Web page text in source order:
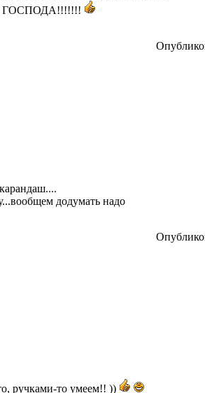
ГОСПОДА!!!!!!!
додумать надо
ручками-то умеем!! ))